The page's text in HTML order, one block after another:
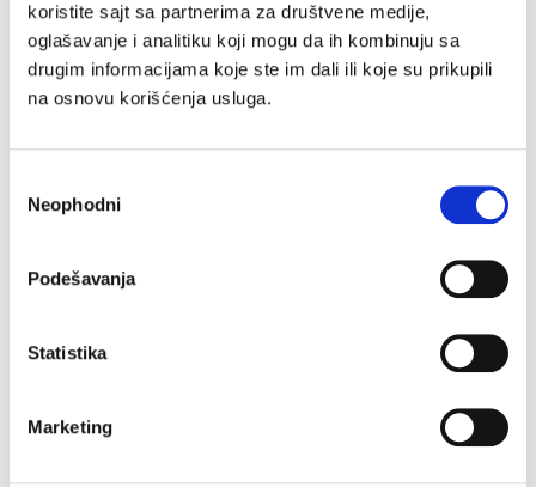
koristite sajt sa partnerima za društvene medije,
oglašavanje i analitiku koji mogu da ih kombinuju sa
drugim informacijama koje ste im dali ili koje su prikupili
na osnovu korišćenja usluga.
сагласности
Neophodni
Podešavanja
Statistika
Marketing
сушење и стилизирање на коса, совршена за
сите типови коса.